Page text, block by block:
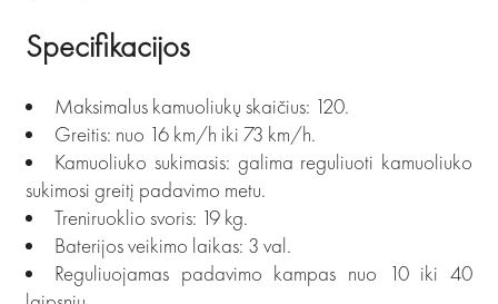
Specifikacijos
Maksimalus kamuoliukų skaičius: 120.
Greitis: nuo 16 km/h iki 73 km/h.
Kamuoliuko sukimasis: galima reguliuoti kamuoliuko
sukimosi greitį padavimo metu.
Treniruoklio svoris: 19 kg.
Baterijos veikimo laikas: 3 val.
Reguliuojamas padavimo kampas nuo 10 iki 40